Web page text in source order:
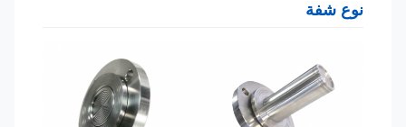
نوع شفة